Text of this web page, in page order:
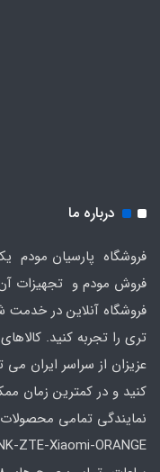
درباره ما
فروشگاه پارسیان مودم
فروش مودم و تجهیزات آن
فروشگاه آنلاین در خدمت
تری را تجربه کنید.
عزیزان از سراسر ایران
کنید و در کمترین زمان
ZTE-Xiaomi-ORANGE